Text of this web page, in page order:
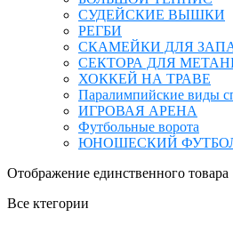
СУДЕЙСКИЕ ВЫШКИ
РЕГБИ
СКАМЕЙКИ ДЛЯ
СЕКТОРА ДЛЯ
ХОККЕЙ НА ТРАВЕ
Паралимпийские виды
ИГРОВАЯ АРЕНА
Футбольные ворота
ЮНОШЕСКИЙ
Отображение единственного товара
Все ктегории